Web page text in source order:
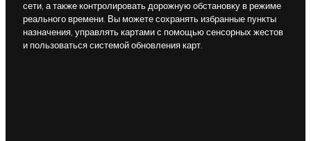
сети, а также контролировать дорожную обстановку в режиме
реального времени. Вы можете сохранять избранные пункты
назначения, управлять картами с помощью сенсорных жестов
и пользоваться системой обновления карт.